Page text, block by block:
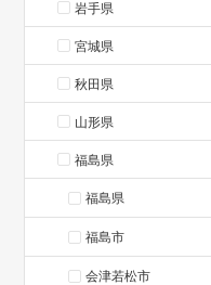
岩手県
宮城県
秋田県
山形県
福島県
福島県
福島市
会津若松市